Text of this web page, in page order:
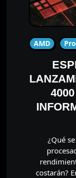
AMD
¿Qué se puede esperar de los nuevos
costarán?